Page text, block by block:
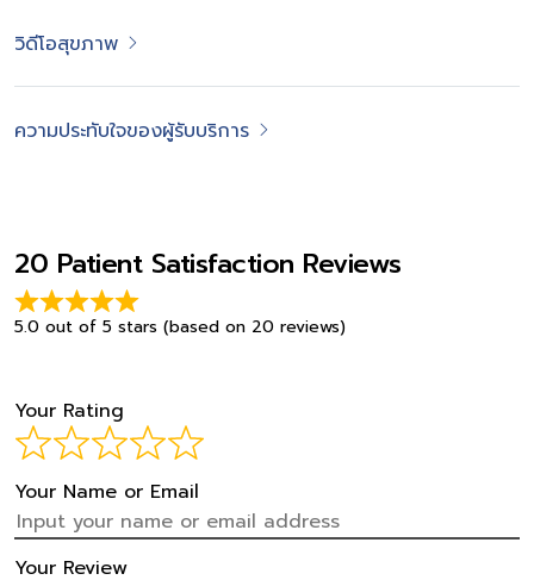
วิดีโอสุขภาพ
ความประทับใจของผู้รับบริการ
20 Patient Satisfaction Reviews
5.0 out of 5 stars (based on 20 reviews)
Your Rating
Your Name or Email
Your Review